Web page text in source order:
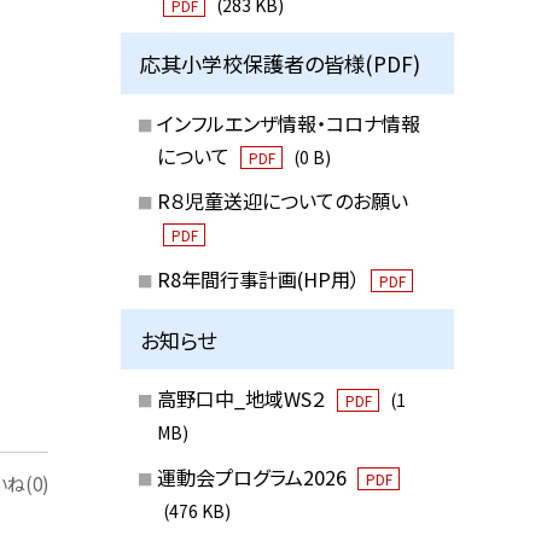
ね(0)
PDF
応其小学校保護者の皆様(PDF)
インフルエンザ情報・コロナ情報
について
PDF (0 B)
R８児童送迎についてのお願い
PDF
R8年間行事計画(HP用） PDF
お知らせ
高野口中_地域WS２ PDF
(1
MB)
運動会プログラム2026 PDF
(476 KB)